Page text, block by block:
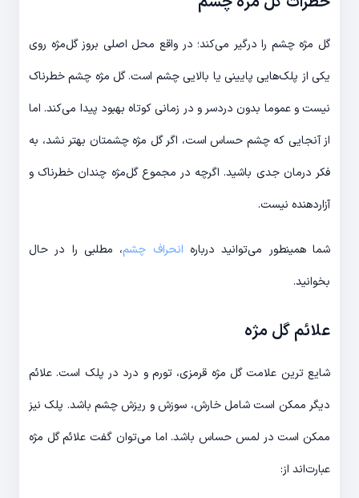
گل مژه چشم را درگیر می‌کند؛ در واقع محل اصلی بروز گل‌مژه روی
یکی از پلک‌هایی پایینی یا بالایی چشم است. گل مژه چشم خطرناک
نیست و عموما بدون دردسر و در زمانی کوتاه بهبود پیدا می‌کند. اما
از آنجایی که چشم حساس است، اگر گل مژه چشمتان بهتر نشد، به
فکر درمان جدی باشید. اگرچه در مجموع گل‌مژه چندان خطرناک و
آزاردهنده نیست.
شما همینطور می‌توانید درباره انحراف چشم، مطلبی را در حال
بخوانید.
علائم گل مژه
شایع ترین علامت گل مژه قرمزی، تورم و درد در پلک است. علائم
دیگر ممکن است شامل خارش، سوزش و ریزش چشم باشد. پلک نیز
ممکن است در لمس حساس باشد. اما می‌توان گفت علائم گل مژه
عبارت‌اند از: